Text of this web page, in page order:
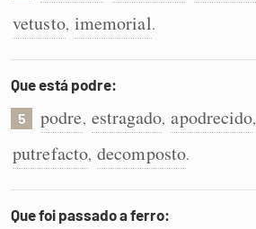
vetusto, imemorial.
Que está podre:
5 podre, estragado, apodrecido,
putrefacto, decomposto.
Que foi passado a ferro: